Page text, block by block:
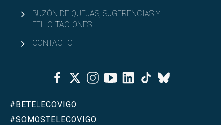
BUZÓN DE QUEJAS, SUGERENCIAS Y
FELICITACIONES
CONTACTO
FacebookTwitterInstagramYoutubeLinkedinTiktok
Bluesky
#BETELECOVIGO
#SOMOSTELECOVIGO